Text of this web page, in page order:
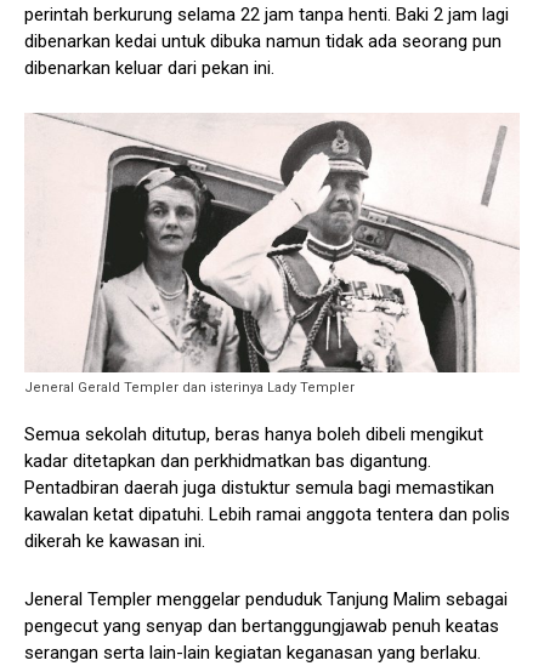
perintah berkurung selama 22 jam tanpa henti. Baki 2 jam lagi
dibenarkan kedai untuk dibuka namun tidak ada seorang pun
dibenarkan keluar dari pekan ini.
Jeneral Gerald Templer dan isterinya Lady Templer
Semua sekolah ditutup, beras hanya boleh dibeli mengikut
kadar ditetapkan dan perkhidmatkan bas digantung.
Pentadbiran daerah juga distuktur semula bagi memastikan
kawalan ketat dipatuhi. Lebih ramai anggota tentera dan polis
dikerah ke kawasan ini.
Jeneral Templer menggelar penduduk Tanjung Malim sebagai
pengecut yang senyap dan bertanggungjawab penuh keatas
serangan serta lain-lain kegiatan keganasan yang berlaku.